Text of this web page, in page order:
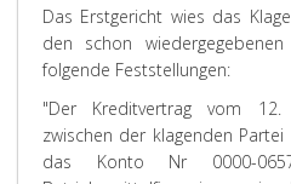
Das Erstgericht wies das
den schon
folgende Feststellungen:
"Der Kreditvertrag vom 12.
zwischen der klagenden
das Konto Nr 0000-